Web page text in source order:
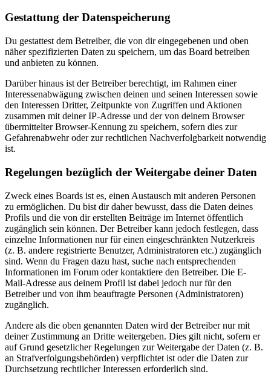
Gestattung der Datenspeicherung
Du gestattest dem Betreiber, die von dir eingegebenen und oben
näher spezifizierten Daten zu speichern, um das Board betreiben
und anbieten zu können.
Darüber hinaus ist der Betreiber berechtigt, im Rahmen einer
Interessenabwägung zwischen deinen und seinen Interessen sowie
den Interessen Dritter, Zeitpunkte von Zugriffen und Aktionen
zusammen mit deiner IP-Adresse und der von deinem Browser
übermittelter Browser-Kennung zu speichern, sofern dies zur
Gefahrenabwehr oder zur rechtlichen Nachverfolgbarkeit notwendig
ist.
Regelungen bezüglich der Weitergabe deiner Daten
Zweck eines Boards ist es, einen Austausch mit anderen Personen
zu ermöglichen. Du bist dir daher bewusst, dass die Daten deines
Profils und die von dir erstellten Beiträge im Internet öffentlich
zugänglich sein können. Der Betreiber kann jedoch festlegen, dass
einzelne Informationen nur für einen eingeschränkten Nutzerkreis
(z. B. andere registrierte Benutzer, Administratoren etc.) zugänglich
sind. Wenn du Fragen dazu hast, suche nach entsprechenden
Informationen im Forum oder kontaktiere den Betreiber. Die E-
Mail-Adresse aus deinem Profil ist dabei jedoch nur für den
Betreiber und von ihm beauftragte Personen (Administratoren)
zugänglich.
Andere als die oben genannten Daten wird der Betreiber nur mit
deiner Zustimmung an Dritte weitergeben. Dies gilt nicht, sofern er
auf Grund gesetzlicher Regelungen zur Weitergabe der Daten (z. B.
an Strafverfolgungsbehörden) verpflichtet ist oder die Daten zur
Durchsetzung rechtlicher Interessen erforderlich sind.